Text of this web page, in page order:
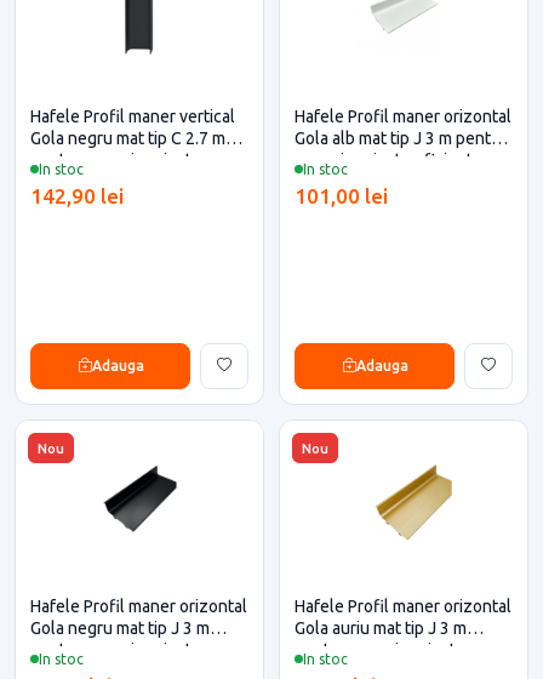
In stoc
Hafele Profil maner vertical
Gola negru mat tip C 2.7 m
pentru casa si proiecte
142,90 lei
Adauga
In stoc
Hafele Profil maner orizontal
Gola alb mat tip J 3 m pentru
casa si proiecte eficiente
101,00 lei
Adauga
Nou
In stoc
Hafele Profil maner orizontal
Gola negru mat tip J 3 m
pentru casa si proiecte
Nou
In stoc
Hafele Profil maner orizontal
Gola auriu mat tip J 3 m
pentru casa si proiecte